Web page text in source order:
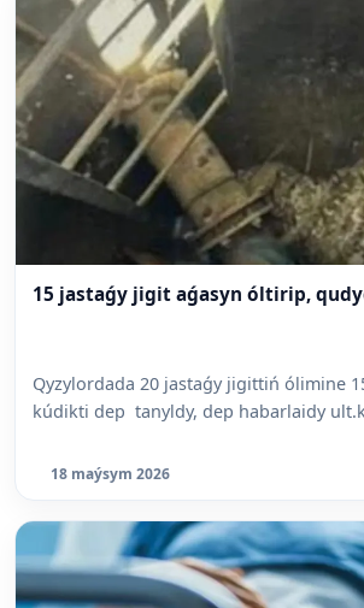
15 jastaǵy jigit aǵasyn óltirip,
Qyzylordada 20 jastaǵy jigittiń ólimine
kúdikti dep tanyldy, dep habarlaidy
18 maýsym 2026